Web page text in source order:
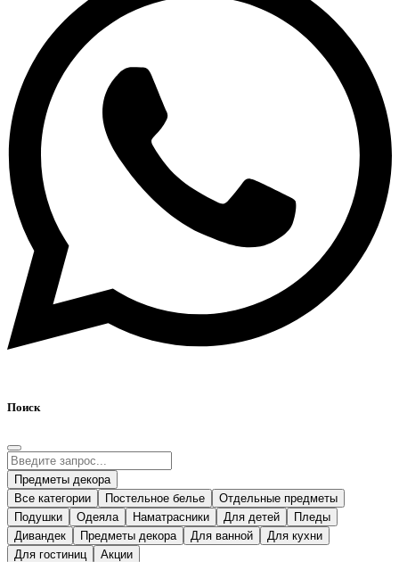
Поиск
Предметы декора
Все категории
Постельное белье
Отдельные предметы
Подушки
Одеяла Наматрасники Для детей
Пледы
Дивандек
Предметы декора Для ванной
Для кухни
Для гостиниц
Акции